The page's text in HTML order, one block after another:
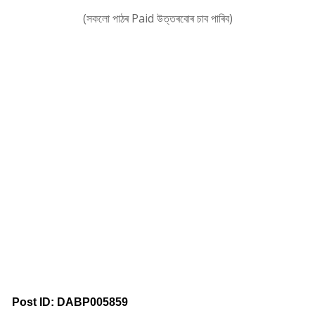
(সকলো পাঠৰ Paid উত্তৰবোৰ চাব পাৰিব)
Post ID: DABP005859